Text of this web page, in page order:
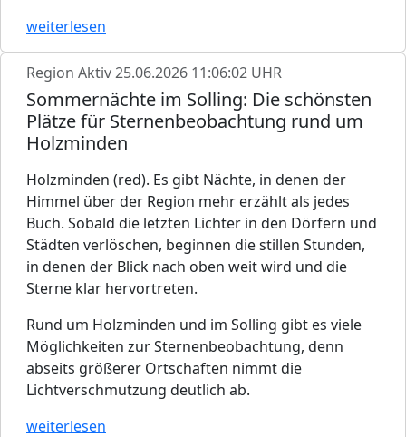
weiterlesen
Region Aktiv25.06.2026 11:06:02 UHR
Sommernächte im Solling: Die schönsten
Plätze für Sternenbeobachtung rund um
Holzminden
Holzminden (red). Es gibt Nächte, in denen der
Himmel über der Region mehr erzählt als jedes
Buch. Sobald die letzten Lichter in den Dörfern und
Städten verlöschen, beginnen die stillen Stunden,
in denen der Blick nach oben weit wird und die
Sterne klar hervortreten.
Rund um Holzminden und im Solling gibt es viele
Möglichkeiten zur Sternenbeobachtung, denn
abseits größerer Ortschaften nimmt die
Lichtverschmutzung deutlich ab.
weiterlesen